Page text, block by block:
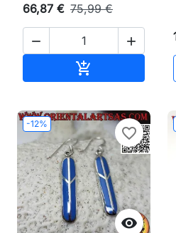
66,87 € 75,99 €
 
 Aggiungi al
-12%

favorite_border